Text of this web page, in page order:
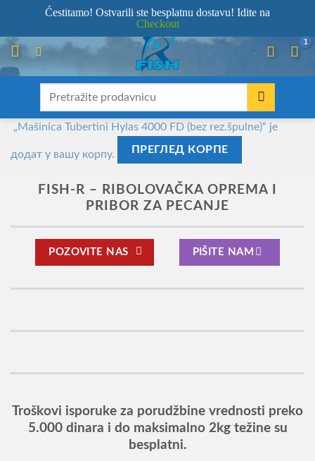
content
066/68-68-333
MESTU!
„Mašinica Tubertini Hylas 4000 FD (bez rez.špulne)“ је
додат у вашу корпу. ПРЕГЛЕД КОРПЕ
FISH-R – RIBOLOVAČKA OPREMA I
PRIBOR ZA PECANJE
POZOVITE NAS PIŠITE NAM
Troškovi isporuke za porudžbine vrednosti preko
5.000 dinara i do maksimalno 2kg težine su
besplatni.
Ćestitamo! Ostvarili ste besplatnu dostavu! Idite na
Checkout